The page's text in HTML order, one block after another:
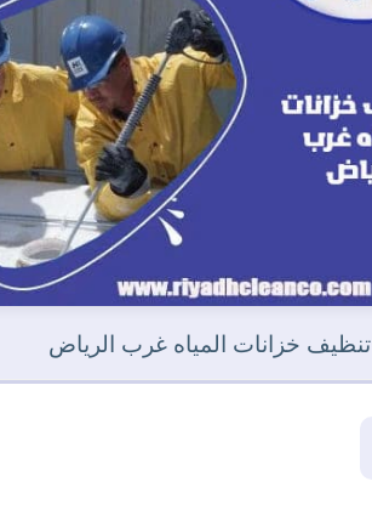
تنظيف خزانات المياه غرب الرياض